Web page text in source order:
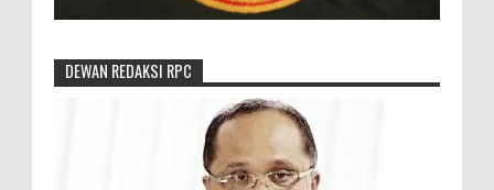
DEWAN REDAKSI RPC